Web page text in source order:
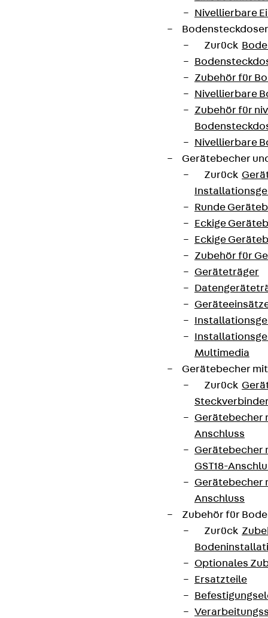
Nivellierbare
Zurück
Zubehör für
Nivellierbare
Zubehör für
Nivellierbare
Gerätebecher
Zurück
Runde
Eckige
Eckige
Zubehör für
Geräteträger
Multimedia
Gerätebecher
Zurück
Gerätebecher
Anschluss
Gerätebecher
GST18-
Gerätebecher
Anschluss
Zubehör für
Zurück
Optionales
Ersatzteile